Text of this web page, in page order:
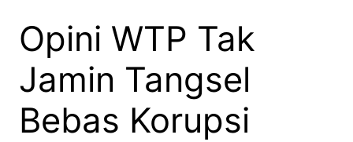
Opini WTP Tak
Jamin Tangsel
Bebas Korupsi